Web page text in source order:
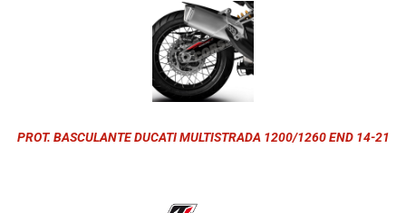
PROT. BASCULANTE DUCATI MULTISTRADA 1200/1260 END 14-21